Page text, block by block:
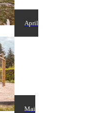
April
Mai